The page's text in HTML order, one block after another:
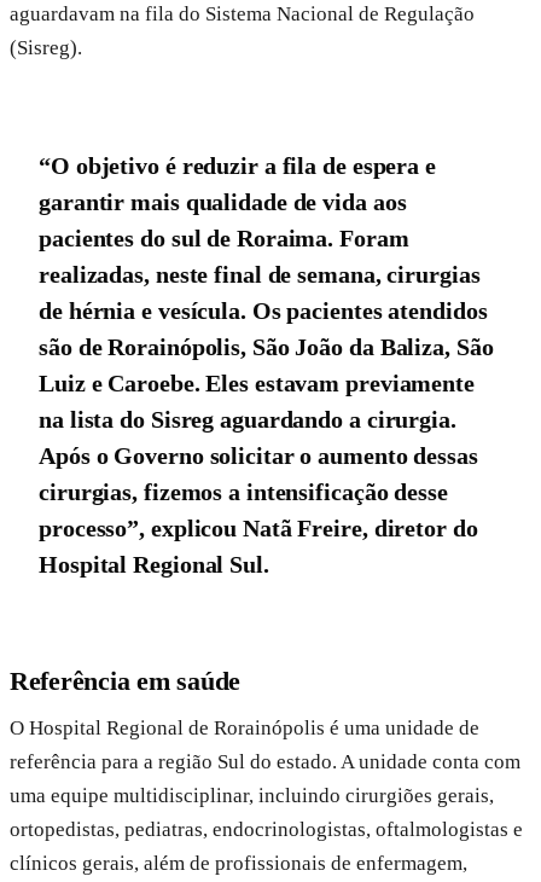
aguardavam na fila do Sistema Nacional de Regulação
(Sisreg).
“O objetivo é reduzir a fila de espera e
garantir mais qualidade de vida aos
pacientes do sul de Roraima. Foram
realizadas, neste final de semana, cirurgias
de hérnia e vesícula. Os pacientes atendidos
são de Rorainópolis, São João da Baliza, São
Luiz e Caroebe. Eles estavam previamente
na lista do Sisreg aguardando a cirurgia.
Após o Governo solicitar o aumento dessas
cirurgias, fizemos a intensificação desse
processo”, explicou Natã Freire, diretor do
Hospital Regional Sul.
Referência em saúde
O Hospital Regional de Rorainópolis é uma unidade de
referência para a região Sul do estado. A unidade conta com
uma equipe multidisciplinar, incluindo cirurgiões gerais,
ortopedistas, pediatras, endocrinologistas, oftalmologistas e
clínicos gerais, além de profissionais de enfermagem,